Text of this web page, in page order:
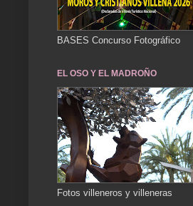
BASES Concurso Fotográfico
EL OSO Y EL MADROÑO
Fotos villeneros y villeneras